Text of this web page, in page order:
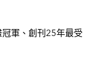
軍、創刊25年最受